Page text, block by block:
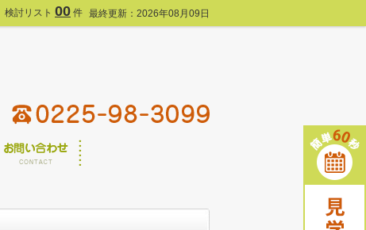
検討リスト 00 件 最終更新：2026年08月09日